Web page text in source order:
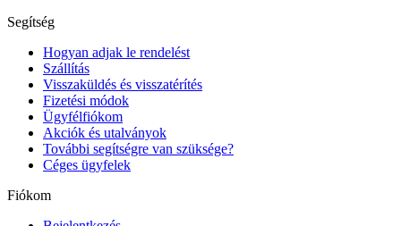
Segítség
Hogyan adjak le rendelést
Szállítás
Visszaküldés és visszatérítés
Fizetési módok
Ügyfélfiókom
Akciók és utalványok
További segítségre van szüksége?
Céges ügyfelek
Fiókom